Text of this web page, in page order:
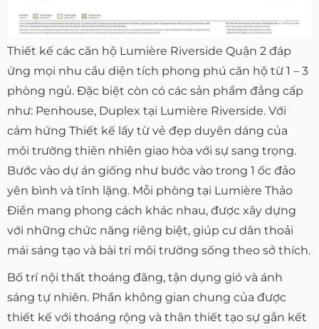
Thiết kế các căn hộ Lumière Riverside Quận 2 đáp
ứng mọi nhu cầu diện tích phong phú căn hộ từ 1 – 3
phòng ngủ. Đặc biệt còn có các sản phẩm đẳng cấp
như: Penhouse, Duplex tại Lumière Riverside. Với
cảm hứng Thiết kế lấy từ vẻ đẹp duyên dáng của
môi trường thiên nhiên giao hòa với sự sang trọng.
Bước vào dự án giống như bước vào trong 1 ốc đảo
yên bình và tĩnh lặng. Mỗi phòng tại Lumière Thảo
Điền mang phong cách khác nhau, được xây dựng
với những chức năng riêng biệt, giúp cư dân thoải
mái sáng tạo và bài trí môi trường sống theo sở thích.
Bố trí nội thất thoáng đãng, tận dụng gió và ánh
sáng tự nhiên. Phần không gian chung của được
thiết kế với thoáng rộng và thân thiết tạo sự gắn kết